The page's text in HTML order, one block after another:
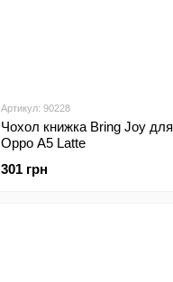
Артикул: 90228
Чохол книжка Bring Joy для
Oppo A5 Latte
301 грн